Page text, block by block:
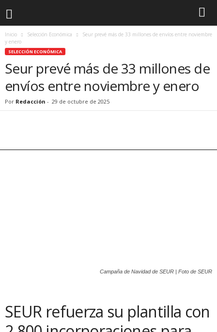
Inicio Selección Económica
Seur prevé más de 33 millones de envíos entre noviembre
y enero
SELECCIÓN ECONÓMICA
Seur prevé más de 33 millones de
envíos entre noviembre y enero
Por Redacción - 29 de octubre de 2025
Campaña de Navidad de SEUR | Foto de SEUR
SEUR refuerza su plantilla con